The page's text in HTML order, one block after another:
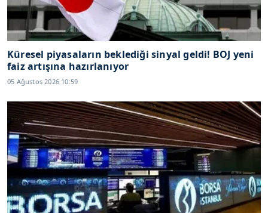
Küresel piyasaların beklediği sinyal geldi! BOJ yeni
faiz artışına hazırlanıyor
05 Ağustos 2026 10:59